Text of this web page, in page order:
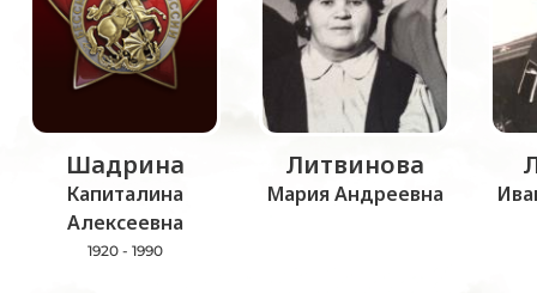
Шадрина
Капиталина
Алексеевна
1920 - 1990
Литвинова
Мария Андреевна